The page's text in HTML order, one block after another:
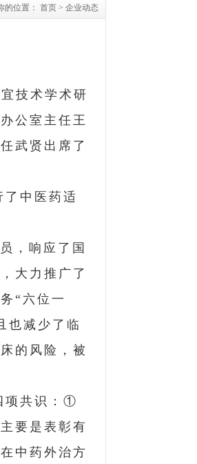
的位置： 首页 > 企业动态
技术学术研
公室主任王
武贤出席了
中医药适
，响应了国
大力推广了
“六位一
也减少了临
的风险，被
项共识：①
要是表彰有
中药外治方